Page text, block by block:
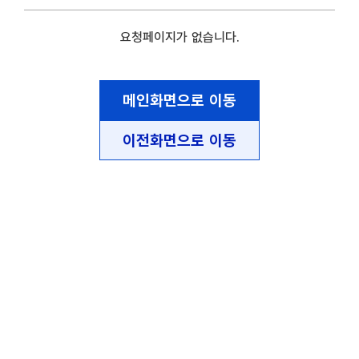
요청페이지가 없습니다.
메인화면으로 이동
이전화면으로 이동